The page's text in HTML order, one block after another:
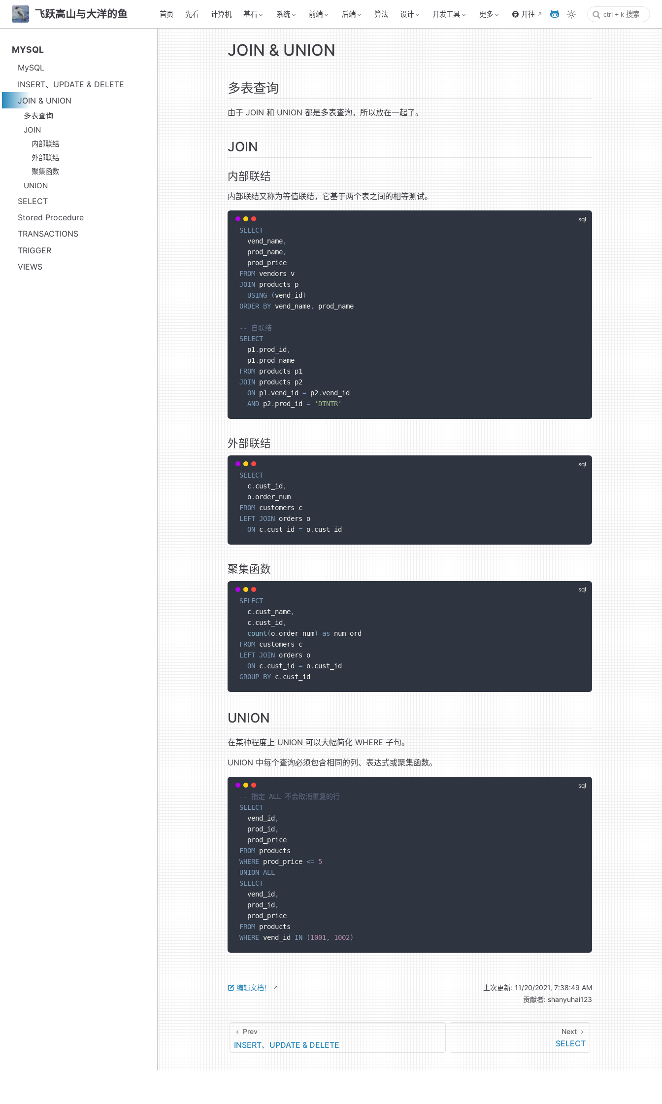
飞跃高山与大洋的鱼 首页 先看 计算机 基石 系统 前端 后端 算法 设计 开发工具 更多 🚇 开往
MYSQL
MySQL
INSERT、UPDATE & DELETE
JOIN & UNION
多表查询
JOIN
内部联结
外部联结
聚集函数
UNION
SELECT
Stored Procedure
TRANSACTIONS
TRIGGER
VIEWS
JOIN & UNION
多表查询
由于 JOIN 和 UNION 都是多表查询，所以放在一起了。
JOIN
内部联结
内部联结又称为等值联结，它基于两个表之间的相等测试。
SELECT
  vend_name
,
  prod_name
,
  prod_price
FROM vendors v
JOIN products p
USING
(vend_id )
ORDER BY vend_name, prod_name
-- 自联结
SELECT
  p1
. prod_id ,
  p1
. prod_name
FROM products p1
JOIN products p2
ON p1 .vend_id = p2 .vend_id
AND p2 . prod_id = 'DTNTR'
外部联结
SELECT
  c
. cust_id ,
  o
. order_num
FROM customers c
LEFT JOIN orders o
ON c. cust_id = o. cust_id
聚集函数
SELECT
  c
. cust_name,
  c
. cust_id,
count (o. order_num) as num_ord
FROM customers c
LEFT JOIN orders o
ON c. cust_id = o. cust_id
GROUP BY c. cust_id
UNION
在某种程度上 UNION 可以大幅简化 WHERE 子句。
UNION 中每个查询必须包含相同的列、表达式或聚集函数。
-- 指定 ALL 不会取消重复的行
SELECT
  vend_id
,
  prod_id
,
  prod_price
FROM products
WHERE prod_price <= 5
UNION ALL
SELECT
  vend_id
,
  prod_id
,
  prod_price
FROM products
WHERE vend_id IN (1001 , 1002)
编辑文档！ 上次更新: 11/20/2021, 7:38:49 AM
贡献者: shanyuhai123
Prev
INSERT、UPDATE & DELETE
Next
SELECT